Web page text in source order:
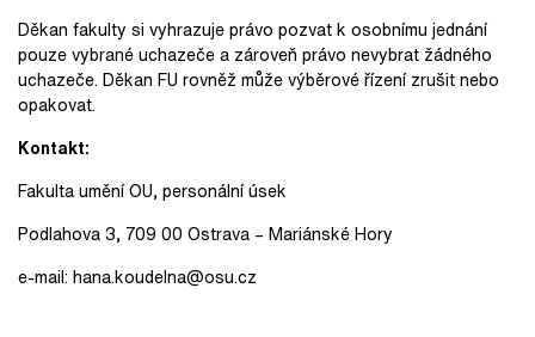
Děkan fakulty si vyhrazuje právo pozvat k osobnímu jednání
pouze vybrané uchazeče a zároveň právo nevybrat žádného
uchazeče. Děkan FU rovněž může výběrové řízení zrušit nebo
opakovat.
Kontakt:
Fakulta umění OU, personální úsek
Podlahova 3, 709 00 Ostrava – Mariánské Hory
e-mail: hana.koudelna@osu.cz